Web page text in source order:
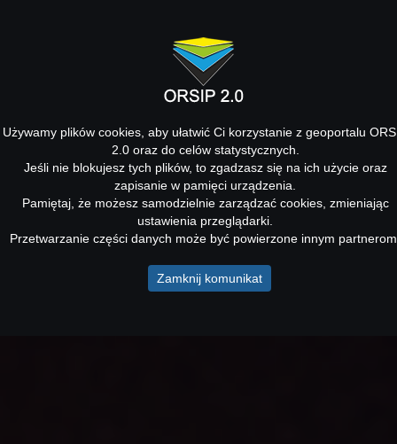
Używamy plików cookies, aby ułatwić Ci korzystanie z geoportalu
2.0 oraz do celów statystycznych.
Jeśli nie blokujesz tych plików, to zgadzasz się na ich użycie oraz
zapisanie w pamięci urządzenia.
Pamiętaj, że możesz samodzielnie zarządzać cookies, zmieniając
ustawienia przeglądarki.
Przetwarzanie części danych może być powierzone innym
Zamknij komunikat